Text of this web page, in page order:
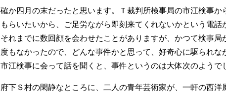
確か四月の末だったと思います。Ｔ裁判所検事局の市江検事か
もらいたいから、ご足労ながら即刻来てくれないかという電
それまでに数回顔を会わせたことがありますが、かつて検事局
度もなかったので、どんな事件かと思って、好奇心に駆られな
市江検事に会って話を聞くと、事件というのは大体次のようで
府下Ｓ村の閑静なところに、二人の青年芸術家が、一軒の西洋